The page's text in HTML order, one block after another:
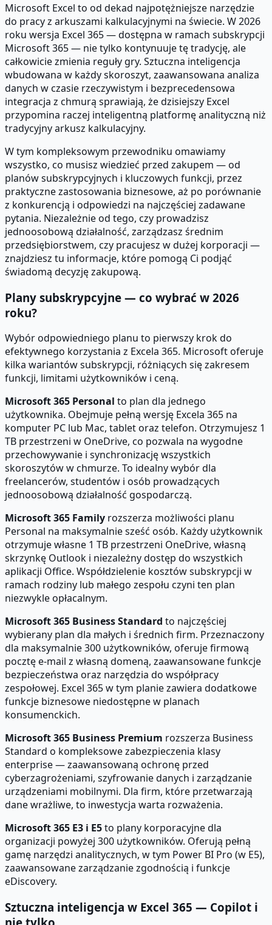
Microsoft Excel to od dekad najpotężniejsze narzędzie
do pracy z arkuszami kalkulacyjnymi na świecie. W 2026
roku wersja Excel 365 — dostępna w ramach subskrypcji
Microsoft 365 — nie tylko kontynuuje tę tradycję, ale
całkowicie zmienia reguły gry. Sztuczna inteligencja
wbudowana w każdy skoroszyt, zaawansowana analiza
danych w czasie rzeczywistym i bezprecedensowa
integracja z chmurą sprawiają, że dzisiejszy Excel
przypomina raczej inteligentną platformę analityczną niż
tradycyjny arkusz kalkulacyjny.
W tym kompleksowym przewodniku omawiamy
wszystko, co musisz wiedzieć przed zakupem — od
planów subskrypcyjnych i kluczowych funkcji, przez
praktyczne zastosowania biznesowe, aż po porównanie
z konkurencją i odpowiedzi na najczęściej zadawane
pytania. Niezależnie od tego, czy prowadzisz
jednoosobową działalność, zarządzasz średnim
przedsiębiorstwem, czy pracujesz w dużej korporacji —
znajdziesz tu informacje, które pomogą Ci podjąć
świadomą decyzję zakupową.
Plany subskrypcyjne — co wybrać w 2026
roku?
Wybór odpowiedniego planu to pierwszy krok do
efektywnego korzystania z Excela 365. Microsoft oferuje
kilka wariantów subskrypcji, różniących się zakresem
funkcji, limitami użytkowników i ceną.
Microsoft 365 Personal to plan dla jednego
użytkownika. Obejmuje pełną wersję Excela 365 na
komputer PC lub Mac, tablet oraz telefon. Otrzymujesz 1
TB przestrzeni w OneDrive, co pozwala na wygodne
przechowywanie i synchronizację wszystkich
skoroszytów w chmurze. To idealny wybór dla
freelancerów, studentów i osób prowadzących
jednoosobową działalność gospodarczą.
Microsoft 365 Family rozszerza możliwości planu
Personal na maksymalnie sześć osób. Każdy użytkownik
otrzymuje własne 1 TB przestrzeni OneDrive, własną
skrzynkę Outlook i niezależny dostęp do wszystkich
aplikacji Office. Współdzielenie kosztów subskrypcji w
ramach rodziny lub małego zespołu czyni ten plan
niezwykle opłacalnym.
Microsoft 365 Business Standard to najczęściej
wybierany plan dla małych i średnich firm. Przeznaczony
dla maksymalnie 300 użytkowników, oferuje firmową
pocztę e-mail z własną domeną, zaawansowane funkcje
bezpieczeństwa oraz narzędzia do współpracy
zespołowej. Excel 365 w tym planie zawiera dodatkowe
funkcje biznesowe niedostępne w planach
konsumenckich.
Microsoft 365 Business Premium rozszerza Business
Standard o kompleksowe zabezpieczenia klasy
enterprise — zaawansowaną ochronę przed
cyberzagrożeniami, szyfrowanie danych i zarządzanie
urządzeniami mobilnymi. Dla firm, które przetwarzają
dane wrażliwe, to inwestycja warta rozważenia.
Microsoft 365 E3 i E5to plany korporacyjne dla
organizacji powyżej 300 użytkowników. Oferują pełną
gamę narzędzi analitycznych, w tym Power BI Pro (w E5),
zaawansowane zarządzanie zgodnością i funkcje
eDiscovery.
Sztuczna inteligencja w Excel 365 — Copilot i